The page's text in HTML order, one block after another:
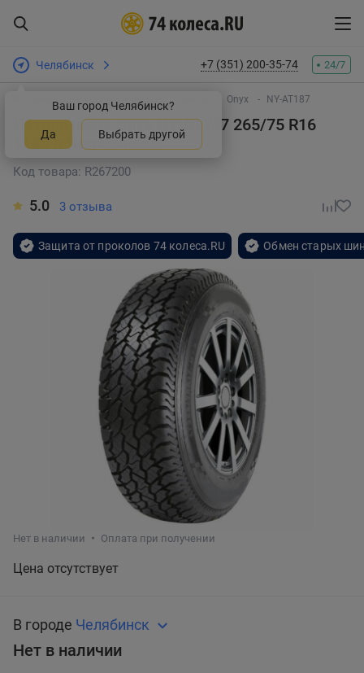
Челябинск
Ваш город Челябинск?
Да Выбрать другой
+7 (351) 200-35-74 24/7
Интернет-магазин шин и дисков Onyx NY-AT187
Летняя шина Onyx NY-AT187 265/75 R16
116Sв Челябинске
Код товара: R267200
5.0 3 отзыва
Защита от проколов 74 колеса.RU Обмен старых
Нет в наличии Оплата при получении
Цена отсутствует
В городе Челябинск
Нет в наличии